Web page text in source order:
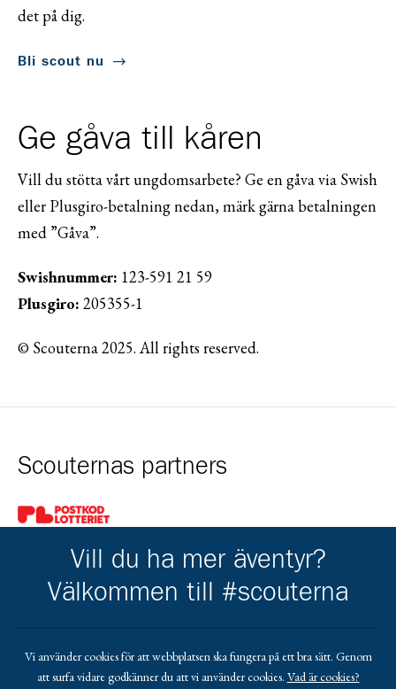
det på dig.
Bli scout nu
Ge gåva till kåren
Vill du stötta vårt ungdomsarbete? Ge en gåva via Swish
eller Plusgiro-betalning nedan, märk gärna betalningen
med ”Gåva”.
Swishnummer: 123-591 21 59
Plusgiro: 205355-1
© Scouterna 2025. All rights reserved.
Scouternas partners
Gå till pl_50
Kårens partners
Vill du ha mer äventyr?
Välkommen till #scouterna
Vi använder cookies för att webbplatsen ska fungera på ett bra sätt. Genom
att surfa vidare godkänner du att vi använder cookies. Vad är cookies?